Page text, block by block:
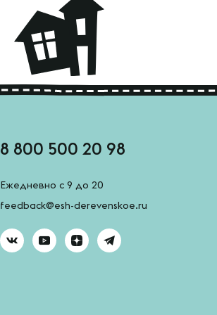
8 800 500 20 98
Ежедневно с 9 до 20
feedback@esh-derevenskoe.ru